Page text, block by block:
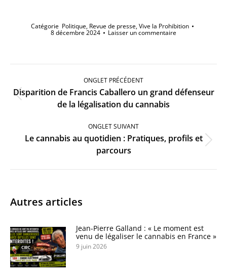
Catégorie Politique, Revue de presse,Vive la Prohibition
8 décembre 2024 Laisser un commentaire
Navigation
ONGLET PRÉCÉDENT
Onglet
précédent
Disparition de Francis Caballero un grand défenseur
de la légalisation du cannabis
ONGLET SUIVANT
Onglet
suivant
Le cannabis au quotidien : Pratiques, profils et
parcours
Autres articles
Jean-Pierre Galland : « Le moment est
venu de légaliser le cannabis en France »
9 juin 2026